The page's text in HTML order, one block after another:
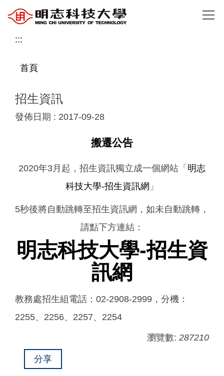
到
:::
首頁
招生資訊
發佈日期 : 2017-09-28
搬遷公告
2020年3月起，招生資訊獨立成一個網站「 明志
科技大學-招生資訊網 」
5秒後將自動跳轉至招生資訊網，如未自動跳轉，
請點下方連結：
明志科技大學-招生資
訊網
教務處招生組電話：02-2908-2999，分機：
2255、2256、2257、2254
瀏覽數: 287210
分享